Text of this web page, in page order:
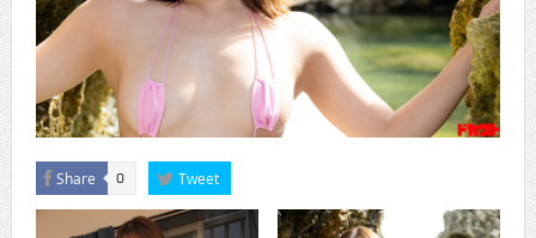
Share 0 Tweet